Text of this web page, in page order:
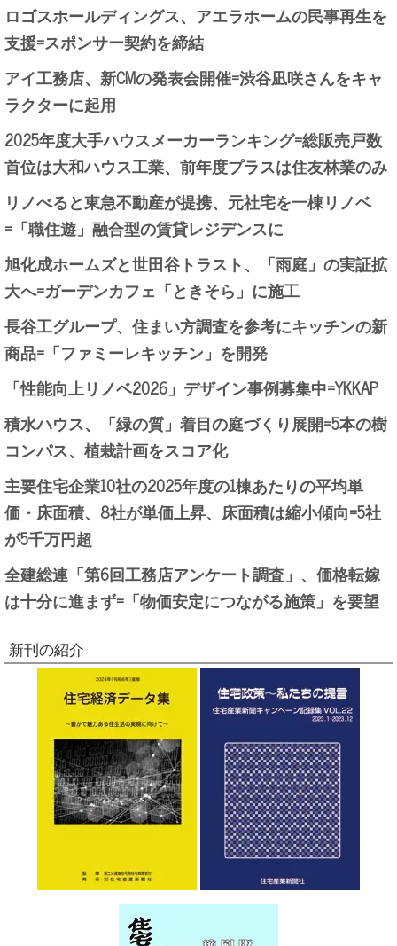
ロゴスホールディングス、アエラホームの民事再生を
支援=スポンサー契約を締結
アイ工務店、新CMの発表会開催=渋谷凪咲さんをキャ
ラクターに起用
2025年度大手ハウスメーカーランキング=総販売戸数
首位は大和ハウス工業、前年度プラスは住友林業のみ
リノべると東急不動産が提携、元社宅を一棟リノベ
=「職住遊」融合型の賃貸レジデンスに
旭化成ホームズと世田谷トラスト、「雨庭」の実証拡
大へ=ガーデンカフェ「ときそら」に施工
長谷工グループ、住まい方調査を参考にキッチンの新
商品=「ファミーレキッチン」を開発
「性能向上リノベ2026」デザイン事例募集中=YKKAP
積水ハウス、「緑の質」着目の庭づくり展開=5本の樹
コンパス、植栽計画をスコア化
主要住宅企業10社の2025年度の1棟あたりの平均単
価・床面積、8社が単価上昇、床面積は縮小傾向=5社
が5千万円超
全建総連「第6回工務店アンケート調査」、価格転嫁
は十分に進まず=「物価安定につながる施策」を要望
新刊の紹介